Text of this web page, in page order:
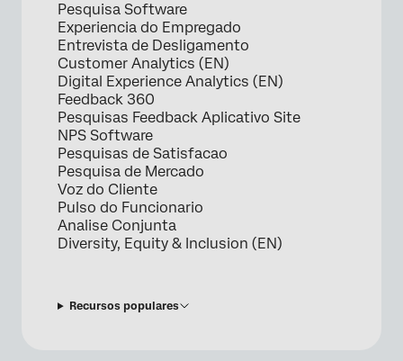
Pesquisa Software
Experiencia do Empregado
Entrevista de Desligamento
Customer Analytics (EN)
Digital Experience Analytics (EN)
Feedback 360
Pesquisas Feedback Aplicativo Site
NPS Software
Pesquisas de Satisfacao
Pesquisa de Mercado
Voz do Cliente
Pulso do Funcionario
Analise Conjunta
Diversity, Equity & Inclusion (EN)
Recursos populares